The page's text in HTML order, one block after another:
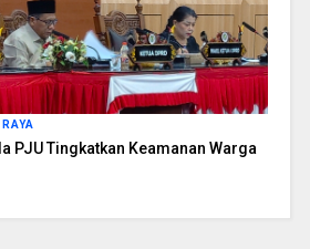
PJU Tingkatkan Keamanan Warga